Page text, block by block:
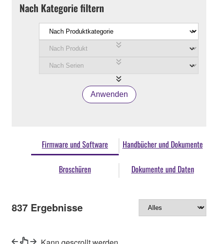
Nach Kategorie filtern
Anwenden
Firmware und Software Handbücher und Dokumente
Broschüren Dokumente und Daten
837 Ergebnisse